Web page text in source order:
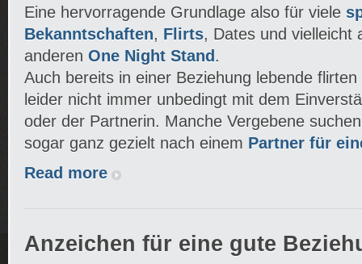
Eine hervorragende Grundlage also für viele
Bekanntschaften, Flirts, Dates und vielleicht
anderen One Night Stand .
Auch bereits in einer Beziehung lebende
leider nicht immer unbedingt mit dem
oder der Partnerin. Manche Vergebene
sogar ganz gezielt nach einem Partner für
Read more
Anzeichen für eine gute